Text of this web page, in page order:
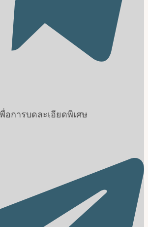
อการบดละเอียดพิเศษ